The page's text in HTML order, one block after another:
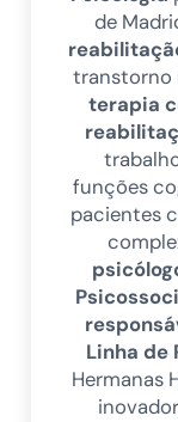
de
transtorno
terapia
funções
pacientes
Linha de
Hermanas